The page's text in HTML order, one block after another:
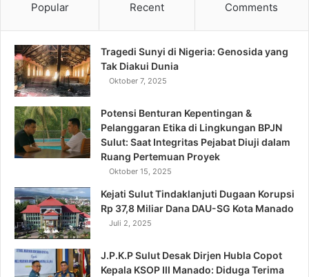
Popular Recent Comments
Tragedi Sunyi di Nigeria: Genosida yang
Tak Diakui Dunia
Oktober 7, 2025
Potensi Benturan Kepentingan &
Pelanggaran Etika di Lingkungan BPJN
Sulut: Saat Integritas Pejabat Diuji dalam
Ruang Pertemuan Proyek
Oktober 15, 2025
Kejati Sulut Tindaklanjuti Dugaan Korupsi
Rp 37,8 Miliar Dana DAU-SG Kota Manado
Juli 2, 2025
J.P.K.P Sulut Desak Dirjen Hubla Copot
Kepala KSOP III Manado: Diduga Terima